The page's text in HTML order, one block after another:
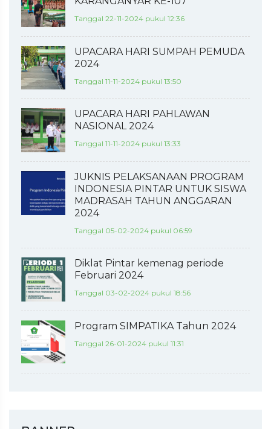
Tanggal 22-11-2024 pukul 12:36
UPACARA HARI SUMPAH PEMUDA
2024
Tanggal 11-11-2024 pukul 13:50
UPACARA HARI PAHLAWAN
NASIONAL 2024
Tanggal 11-11-2024 pukul 13:33
JUKNIS PELAKSANAAN PROGRAM
INDONESIA PINTAR UNTUK SISWA
MADRASAH TAHUN ANGGARAN
2024
Tanggal 05-02-2024 pukul 06:59
Diklat Pintar kemenag periode
Februari 2024
Tanggal 03-02-2024 pukul 18:56
Program SIMPATIKA Tahun 2024
Tanggal 26-01-2024 pukul 11:31